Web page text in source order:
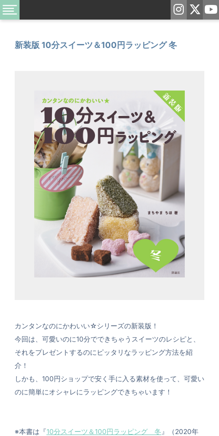
新装版 10分スイーツ＆100円ラッピング 冬
カンタンなのにかわいい☆シリーズの新装版！
今回は、可愛いのに10分でできちゃうスイーツのレシピと、
それをプレゼントするのにピッタリなラッピング方法を紹
介！
しかも、100円ショップで安く手に入る素材を使って、可愛い
のに簡単にオシャレにラッピングできちゃいます！
※本書は『10分スイーツ＆100円ラッピング 冬 』（2020年